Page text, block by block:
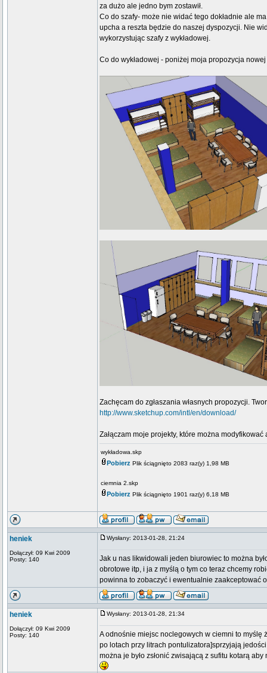
za dużo ale jedno bym zostawił.
Co do szafy- może nie widać tego dokładnie ale
upcha a reszta będzie do naszej dyspozycji. Nie
wykorzystując szafy z wykładowej.
Co do wykładowej - poniżej moja propozycja
Zachęcam do zgłaszania własnych propozycji.
http://www.sketchup.com/intl/en/download/
Załączam moje projekty, które można
wykładowa.skp
Pobierz Plik ściągnięto 2083 raz(y) 1,98 MB
ciemnia 2.skp
Pobierz Plik ściągnięto 1901 raz(y) 6,18 MB
heniek
Dołączył: 09 Kwi 2009
Posty: 140
Wysłany: 2013-01-28, 21:24
Jak u nas likwidowali jeden biurowiec to można
obrotowe itp, i ja z myślą o tym co teraz chcemy
powinna to zobaczyć i ewentualnie zaakceptować
heniek
Dołączył: 09 Kwi 2009
Posty: 140
Wysłany: 2013-01-28, 21:34
A odnośnie miejsc noclegowych w ciemni to
po lotach przy litrach pontulizatora]sprzyjają
można je było zsłonić zwisającą z sufitu kotarą